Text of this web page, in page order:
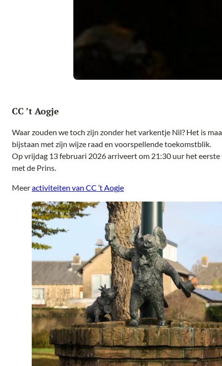
CC ’t Aogje
Waar zouden we toch zijn zonder het varkentje Nil? Het is
bijstaan met zijn wijze raad en voorspellende toekomstblik.
Op vrijdag 13 februari 2026 arriveert om 21:30 uur het
met de Prins.
Meeractiviteiten van CC ’t Aogje